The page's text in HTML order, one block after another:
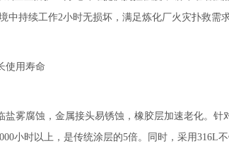
中持续工作2小时无损坏，满足炼化厂火灾扑救需求
使用寿命
雾腐蚀，金属接头易锈蚀，橡胶层加速老化。针
小时以上，是传统涂层的5倍。同时，采用316L